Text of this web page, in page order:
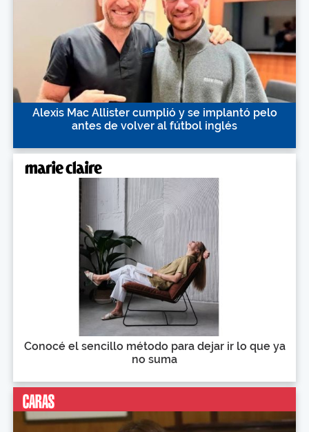
Alexis Mac Allister cumplió y se implantó pelo
antes de volver al fútbol inglés
Conocé el sencillo método para dejar ir lo que ya
no suma